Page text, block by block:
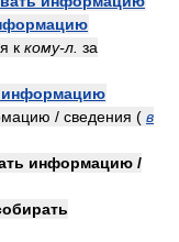
к кому-л. за
информацию
/ сведения ( в
информацию /